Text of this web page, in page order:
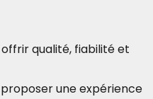
qualité, fiabilité et
une expérience